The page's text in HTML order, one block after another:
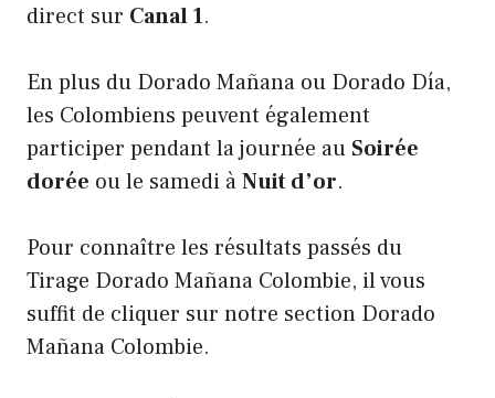
direct sur Canal 1.
En plus du Dorado Mañana ou Dorado Día,
les Colombiens peuvent également
participer pendant la journée au Soirée
dorée ou le samedi àNuit d’or.
Pour connaître les résultats passés du
Tirage Dorado Mañana Colombie, il vous
suffit de cliquer sur notre section Dorado
Mañana Colombie.